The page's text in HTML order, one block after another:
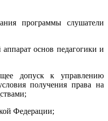
программы слушатели
основ педагогики и
допуск к управлению
получения права на
Федерации;